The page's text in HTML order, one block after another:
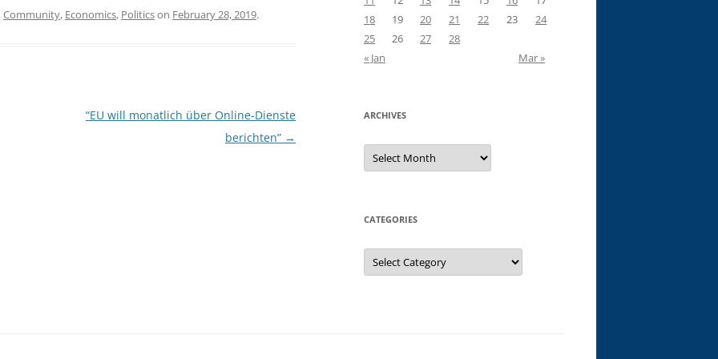
,Community, Economics, Politicson February 28, 2019.
“EU will monatlich über Online-Dienste
berichten” →
18
19 20 21 22 23
24
25
26 27
28
« Jan
Mar »
ARCHIVES
Archives
CATEGORIES
Categories